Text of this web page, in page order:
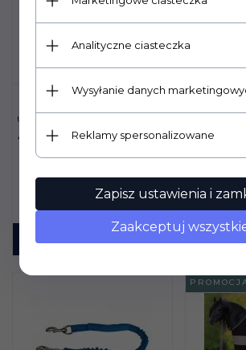
UWIĄZ YORK BALIANO
44, 00 PLN
KUP TERAZ!
DERKA
ASPEN Z
313,90
Analityczne ciasteczka
Wysyłanie danych
Reklamy spersonalizowane
Zapisz ustawienia i
Zaakceptuj